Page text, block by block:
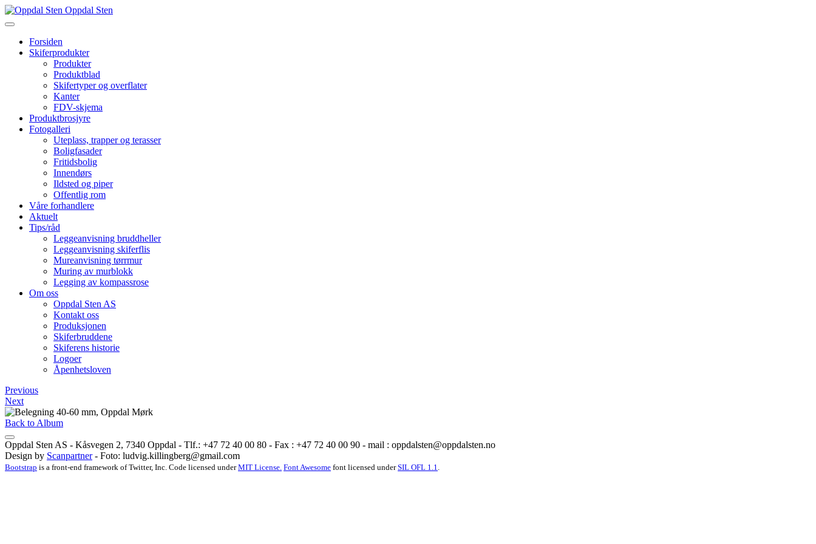
Oppdal Sten
Forsiden
Skiferprodukter
Produkter
Produktblad
Skifertyper og overflater
Kanter
FDV-skjema
Produktbrosjyre
Fotogalleri
Uteplass, trapper og terasser
Boligfasader
Fritidsbolig
Innendørs
Ildsted og piper
Offentlig rom
Våre forhandlere
Aktuelt
Tips/råd
Leggeanvisning bruddheller
Leggeanvisning skiferflis
Mureanvisning tørrmur
Muring av murblokk
Legging av kompassrose
Om oss
Oppdal Sten AS
Kontakt oss
Produksjonen
Skiferbruddene
Skiferens historie
Logoer
Åpenhetsloven
Previous
Next
Back to Album
Oppdal Sten AS - Kåsvegen 2, 7340 Oppdal - Tlf.: +47 72 40 00 80 - Fax : +47 72 40 00 90 - mail : oppdalsten@oppdalsten.no
Design by Scanpartner- Foto: ludvig.killingberg@gmail.com
Bootstrap is a front-end framework of Twitter, Inc. Code licensed underMIT License. Font Awesome font licensed underSIL OFL 1.1.